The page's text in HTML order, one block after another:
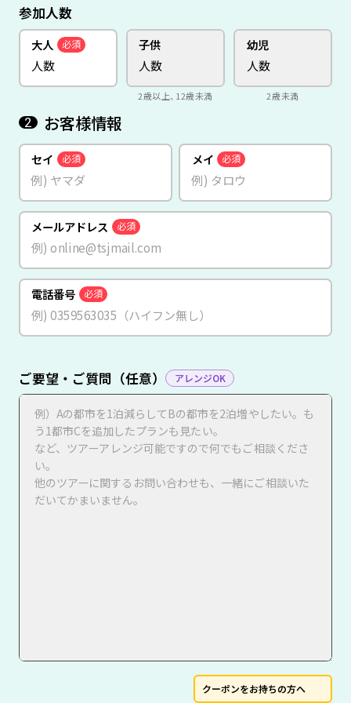
参加人数
大人 必須 子供
2歳以上、12歳未満
幼児
2歳未満
2 お客様情報
セイ 必須 メイ 必須
メールアドレス 必須
電話番号 必須
ご要望・ご質問（任意） アレンジOK
クーポンをお持ちの方へ